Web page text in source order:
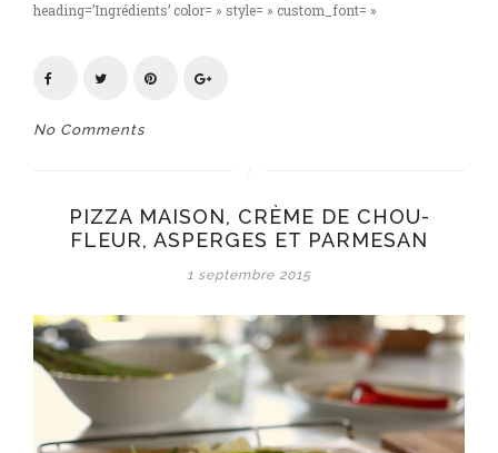
heading=’Ingrédients’ color= » style= » custom_font= »
No Comments
PIZZA MAISON, CRÈME DE CHOU-
FLEUR, ASPERGES ET PARMESAN
1 septembre 2015